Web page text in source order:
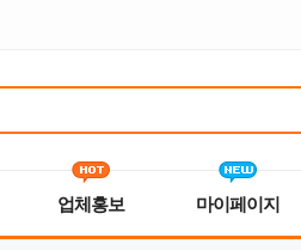
업체홍보 마이페이지